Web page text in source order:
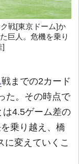
戦[東京ドーム]か
巨人。危機を乗り
]
戦までの2カード
た。その時点で
は4.5ゲーム差の
乗り越え、橋
に変えていくこ